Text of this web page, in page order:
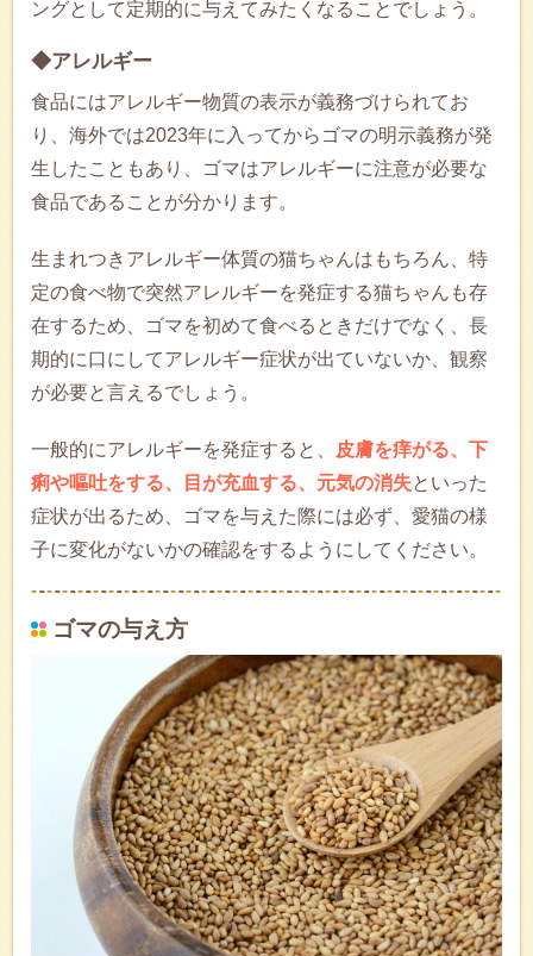
ングとして定期的に与えてみたくなることでしょう。
◆アレルギー
食品にはアレルギー物質の表示が義務づけられてお
り、海外では2023年に入ってからゴマの明示義務が発
生したこともあり、ゴマはアレルギーに注意が必要な
食品であることが分かります。
生まれつきアレルギー体質の猫ちゃんはもちろん、特
定の食べ物で突然アレルギーを発症する猫ちゃんも存
在するため、ゴマを初めて食べるときだけでなく、長
期的に口にしてアレルギー症状が出ていないか、観察
が必要と言えるでしょう。
一般的にアレルギーを発症すると、
皮膚を痒がる、下
痢や嘔吐をする、目が充血する、元気の消失といった
症状が出るため、ゴマを与えた際には必ず、愛猫の様
子に変化がないかの確認をするようにしてください。
ゴマの与え方